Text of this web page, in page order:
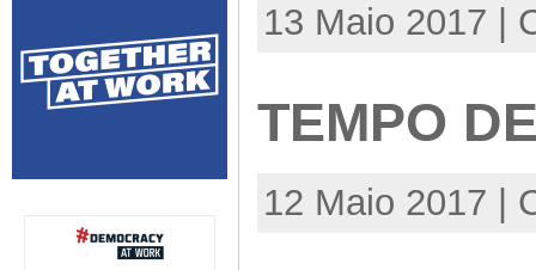
13 Maio 2017 |
TEMPO
12 Maio 2017 |